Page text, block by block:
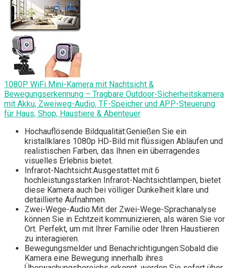
1080P WiFi Mini-Kamera mit Nachtsicht &
Bewegungserkennung – Tragbare Outdoor-Sicherheitskamera
mit Akku, Zweiweg-Audio, TF-Speicher und APP-Steuerung
für Haus, Shop, Haustiere & Abenteuer
Hochauflösende Bildqualität:Genießen Sie ein
kristallklares 1080p HD-Bild mit flüssigen Abläufen und
realistischen Farben, das Ihnen ein überragendes
visuelles Erlebnis bietet.
Infrarot-Nachtsicht:Ausgestattet mit 6
hochleistungsstarken Infrarot-Nachtsichtlampen, bietet
diese Kamera auch bei völliger Dunkelheit klare und
detaillierte Aufnahmen.
Zwei-Wege-Audio:Mit der Zwei-Wege-Sprachanalyse
können Sie in Echtzeit kommunizieren, als wären Sie vor
Ort. Perfekt, um mit Ihrer Familie oder Ihren Haustieren
zu interagieren.
Bewegungsmelder und Benachrichtigungen:Sobald die
Kamera eine Bewegung innerhalb ihres